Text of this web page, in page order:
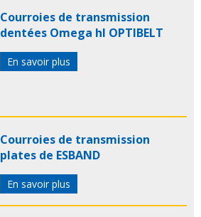
Courroies de transmission
dentées Omega hl OPTIBELT
En savoir plus
Courroies de transmission
plates de ESBAND
En savoir plus